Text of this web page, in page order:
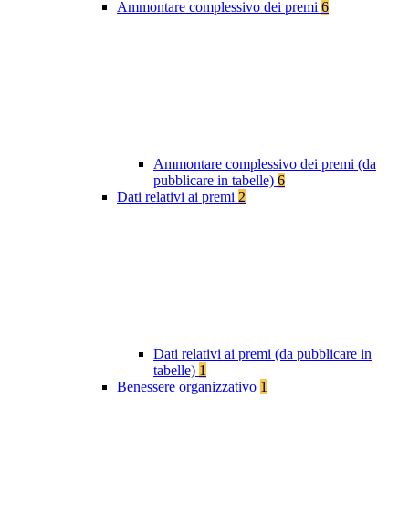
Ammontare complessivo dei premi 6
Ammontare complessivo dei premi (da
pubblicare in tabelle) 6
Dati relativi ai premi 2
Dati relativi ai premi (da pubblicare in
tabelle) 1
Benessere organizzativo 1